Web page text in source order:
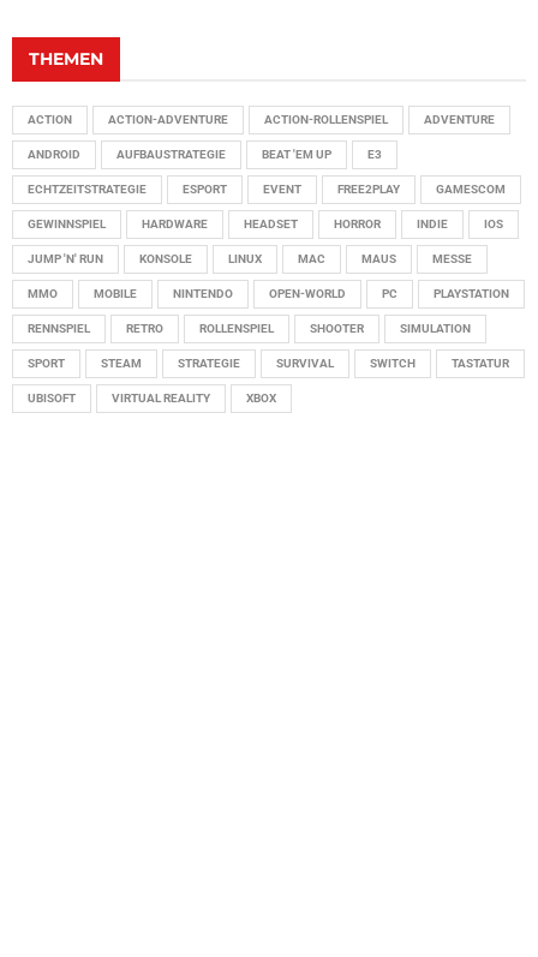
THEMEN
ACTION ACTION-ADVENTURE ACTION-ROLLENSPIEL ADVENTURE
ANDROID AUFBAUSTRATEGIE BEAT 'EM UP E3
ECHTZEITSTRATEGIE ESPORT EVENT FREE2PLAY GAMESCOM
GEWINNSPIEL HARDWARE HEADSET HORROR INDIE IOS
JUMP 'N' RUN KONSOLE LINUX MAC MAUS MESSE
MMO MOBILE NINTENDO OPEN-WORLD PC PLAYSTATION
RENNSPIEL RETRO ROLLENSPIEL SHOOTER SIMULATION
SPORT STEAM STRATEGIE SURVIVAL SWITCH TASTATUR
UBISOFT VIRTUAL REALITY XBOX